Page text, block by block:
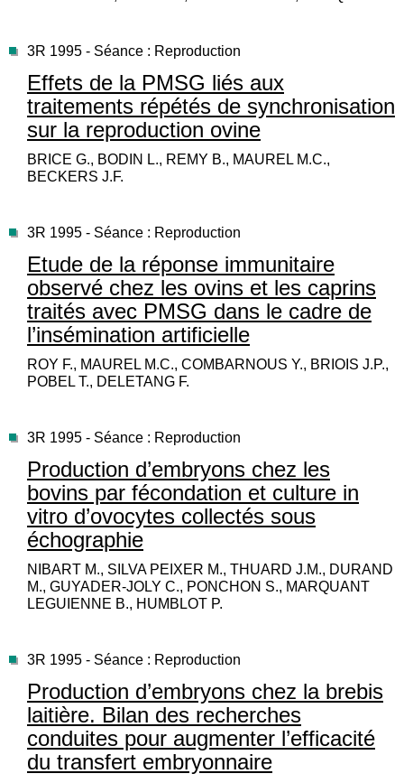
3R 1995 - Séance : Reproduction
Effets de la PMSG liés aux
traitements répétés de synchronisation
sur la reproduction ovine
BRICE G., BODIN L., REMY B., MAUREL M.C.,
BECKERS J.F.
3R 1995 - Séance : Reproduction
Etude de la réponse immunitaire
observé chez les ovins et les caprins
traités avec PMSG dans le cadre de
l’insémination artificielle
ROY F., MAUREL M.C., COMBARNOUS Y., BRIOIS J.P.,
POBEL T., DELETANG F.
3R 1995 - Séance : Reproduction
Production d’embryons chez les
bovins par fécondation et culture in
vitro d’ovocytes collectés sous
échographie
NIBART M., SILVA PEIXER M., THUARD J.M., DURAND
M., GUYADER-JOLY C., PONCHON S., MARQUANT
LEGUIENNE B., HUMBLOT P.
3R 1995 - Séance : Reproduction
Production d’embryons chez la brebis
laitière. Bilan des recherches
conduites pour augmenter l’efficacité
du transfert embryonnaire